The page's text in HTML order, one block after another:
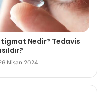
Nedir? Tedavisi
Nisan 2024